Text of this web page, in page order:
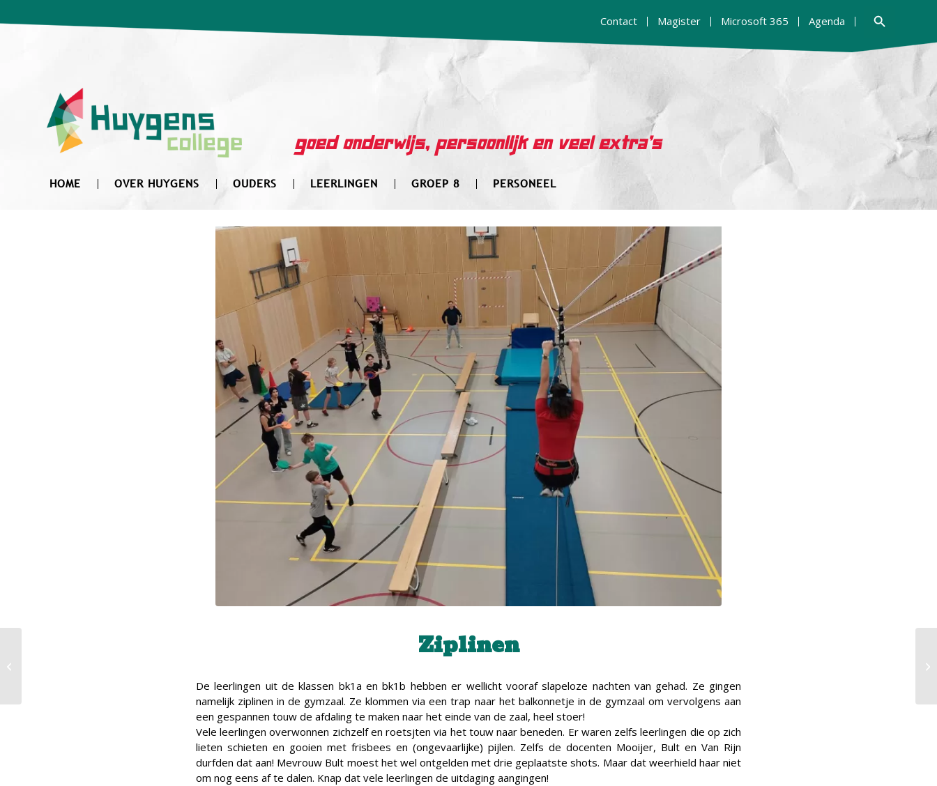
Contact Magister Microsoft 365 Agenda
Zoek
goed onderwijs, persoonlijk en veel extra’s
HOME OVER HUYGENS OUDERS LEERLINGEN GROEP 8 PERSONEEL
Ziplinen
De leerlingen uit de klassen bk1a en bk1b hebben er wellicht vooraf slapeloze nachten van gehad. Ze gingen
namelijk ziplinen in de gymzaal. Ze klommen via een trap naar het balkonnetje in de gymzaal om vervolgens aan
een gespannen touw de afdaling te maken naar het einde van de zaal, heel stoer!
Vele leerlingen overwonnen zichzelf en roetsjten via het touw naar beneden. Er waren zelfs leerlingen die op zich
lieten schieten en gooien met frisbees en (ongevaarlijke) pijlen. Zelfs de docenten Mooijer, Bult en Van Rijn
durfden dat aan! Mevrouw Bult moest het wel ontgelden met drie geplaatste shots. Maar dat weerhield haar niet
om nog eens af te dalen. Knap dat vele leerlingen de uitdaging aangingen!